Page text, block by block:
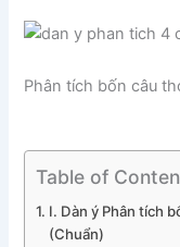
Phân tích bốn câu
Table of
I. Dàn ý Phân tích
(Chuẩn)